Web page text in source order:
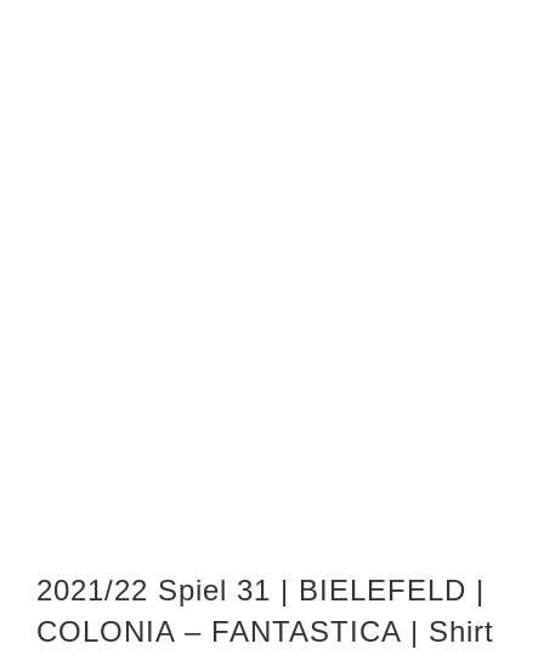
2021/22 Spiel 31 | BIELEFELD |
COLONIA – FANTASTICA | Shirt